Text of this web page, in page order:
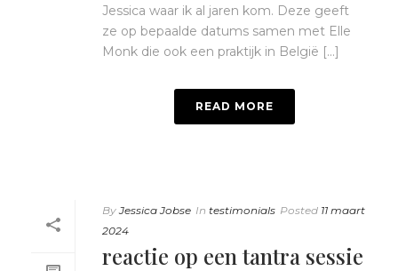
Jessica waar ik al jaren kom. Deze geeft
ze op bepaalde datums samen met Elle
Monk die ook een praktijk in België [...]
READ MORE
By Jessica Jobse In testimonials Posted 11 maart
2024
reactie op een tantra sessie